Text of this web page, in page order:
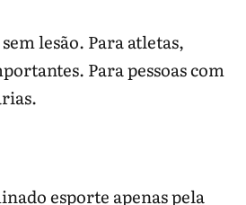
lesão. Para atletas,
Para pessoas com
esporte apenas pela